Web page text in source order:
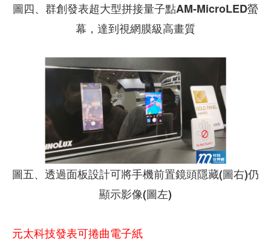
圖四、群創發表超大型拼接量子點AM-MicroLED螢
幕，達到視網膜級高畫質
圖五、透過面板設計可將手機前置鏡頭隱藏(圖右)仍
顯示影像(圖左)
元太科技發表可捲曲電子紙